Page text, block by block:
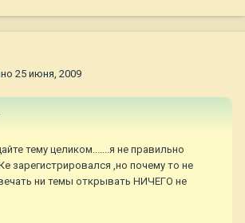
25 июня, 2009
тему целиком.......я не правильно
зарегистрировался ,но почему то не
ни темы открывать НИЧЕГО не